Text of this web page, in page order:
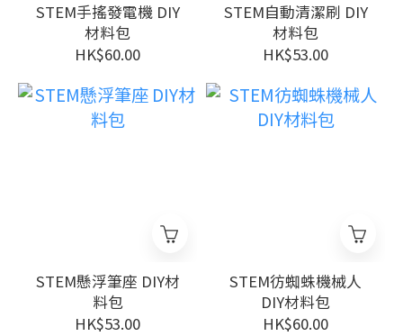
STEM手搖發電機 DIY
材料包
HK$60.00
STEM自動清潔刷 DIY
材料包
HK$53.00
STEM懸浮筆座 DIY材
料包
HK$53.00
STEM彷蜘蛛機械人
DIY材料包
HK$60.00